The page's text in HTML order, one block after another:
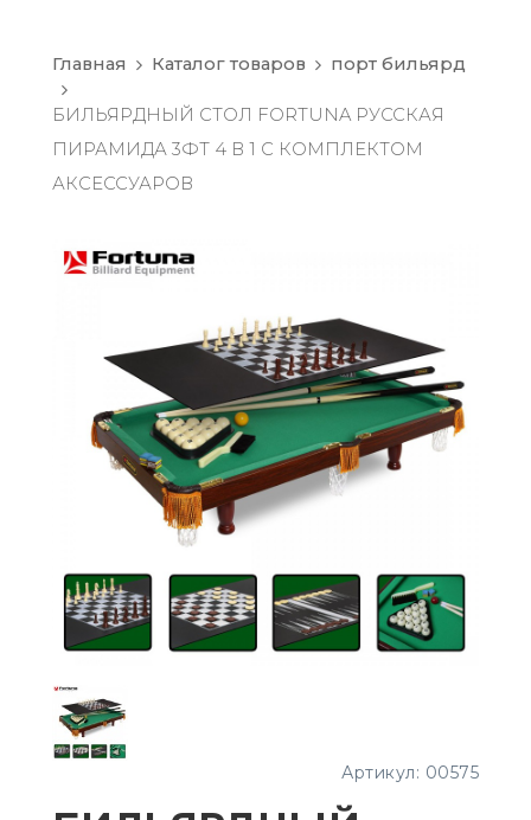
Главная Каталог товаров порт бильярд
БИЛЬЯРДНЫЙ СТОЛ FORTUNA РУССКАЯ
ПИРАМИДА 3ФТ 4 В 1 С КОМПЛЕКТОМ
АКСЕССУАРОВ
Артикул: 00575